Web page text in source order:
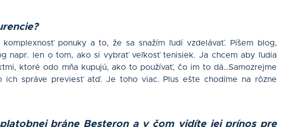
ponuky a to, že sa snažím ľudí vzdelávať. Píšem blog,
napr. len o tom, ako si vybrať veľkosť tenisiek. Ja chcem aby ľudia
ktoré odo mňa kupujú, ako to používať, čo im to dá…Samozrejme
správe previesť atď. Je toho viac. Plus ešte chodíme na rôzne
bráne Besteron a v čom vidíte jej prínos pre